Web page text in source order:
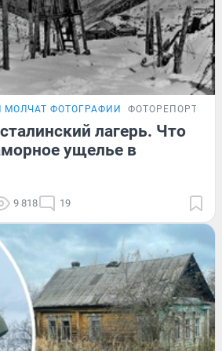
МОЛЧАТ ФОТОГРАФИИ ФОТОРЕПОРТАЖ
лагерь. Что
ущелье в
9 818 19